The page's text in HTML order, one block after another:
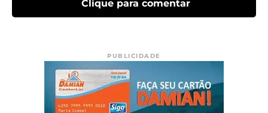
Clique para comentar
PUBLICIDADE